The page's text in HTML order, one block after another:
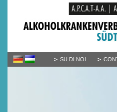
SU DI NOI